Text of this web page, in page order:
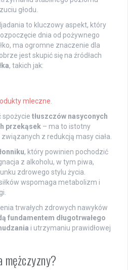
głodu.
to kluczowy aspekt, który
dnia od pożywnego
ma ogromne znaczenie dla
jest skupić się na źródłach
, takich jak:
mleczne
spożycie tłuszczów nasyconych
przekąsek – ma to istotny
z redukcją masy ciała.
, który powinien pochodzić
z alkoholu, w tym piwa,
zdrowego stylu życia.
wspomaga metabolizm i
trwałych zdrowych nawyków
fundamentem długotrwałego
i utrzymaniu prawidłowej